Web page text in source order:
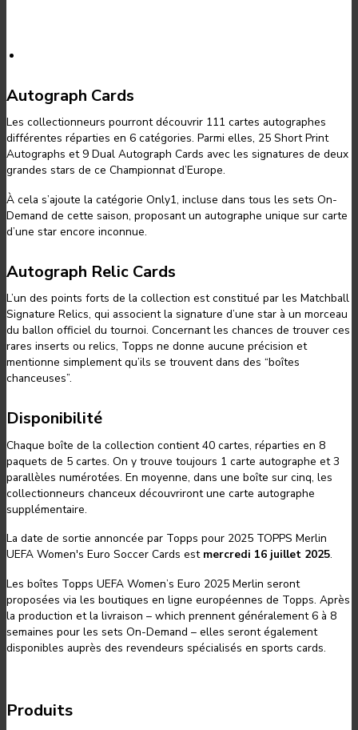
Autograph Cards
Les collectionneurs pourront découvrir 111 cartes autographes
différentes réparties en 6 catégories. Parmi elles, 25 Short Print
Autographs et 9 Dual Autograph Cards avec les signatures de deux
grandes stars de ce Championnat d’Europe.
À cela s’ajoute la catégorie Only1, incluse dans tous les sets On-
Demand de cette saison, proposant un autographe unique sur carte
d’une star encore inconnue.
Autograph Relic Cards
L’un des points forts de la collection est constitué par les Matchball
Signature Relics, qui associent la signature d’une star à un morceau
du ballon officiel du tournoi. Concernant les chances de trouver ces
rares inserts ou relics, Topps ne donne aucune précision et
mentionne simplement qu’ils se trouvent dans des “boîtes
chanceuses”.
Disponibilité
Chaque boîte de la collection contient 40 cartes, réparties en 8
paquets de 5 cartes. On y trouve toujours 1 carte autographe et 3
parallèles numérotées. En moyenne, dans une boîte sur cinq, les
collectionneurs chanceux découvriront une carte autographe
supplémentaire.
La date de sortie annoncée par Topps pour 2025 TOPPS Merlin
UEFA Women's Euro Soccer Cards est mercredi 16 juillet 2025.
Les boîtes Topps UEFA Women’s Euro 2025 Merlin seront
proposées via les boutiques en ligne européennes de Topps. Après
la production et la livraison – which prennent généralement 6 à 8
semaines pour les sets On-Demand – elles seront également
disponibles auprès des revendeurs spécialisés en sports cards.
Produits